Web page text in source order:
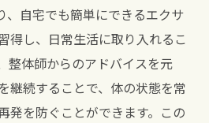
、自宅でも簡単にできるエクサ
得し、日常生活に取り入れるこ
整体師からのアドバイスを元
継続することで、体の状態を常
発を防ぐことができます。この